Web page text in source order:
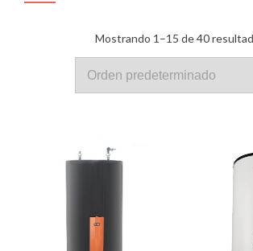
Mostrando 1–15 de 40